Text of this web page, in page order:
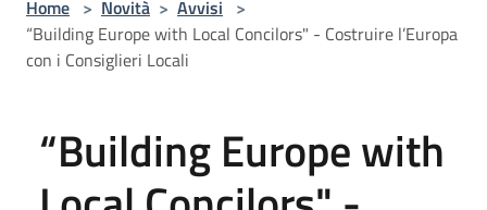
Home > Novità > Avvisi >
“Building Europe with Local Concilors" - Costruire l’Europa
con i Consiglieri Locali
“Building Europe with